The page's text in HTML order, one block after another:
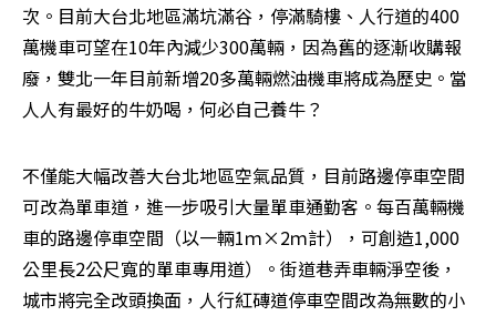
次。目前大台北地區滿坑滿谷，停滿騎樓、人行道的400
萬機車可望在10年內減少300萬輛，因為舊的逐漸收購報
廢，雙北一年目前新增20多萬輛燃油機車將成為歷史。當
人人有最好的牛奶喝，何必自己養牛？
不僅能大幅改善大台北地區空氣品質，目前路邊停車空間
可改為單車道，進一步吸引大量單車通勤客。每百萬輛機
車的路邊停車空間（以一輛1ｍ×2ｍ計），可創造1,000
公里長2公尺寬的單車專用道）。街道巷弄車輛淨空後，
城市將完全改頭換面，人行紅磚道停車空間改為無數的小